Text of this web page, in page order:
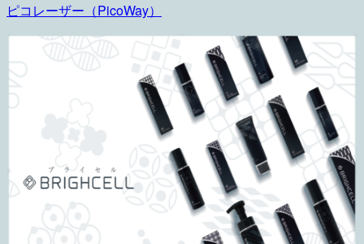
ピコレーザー（PicoWay）